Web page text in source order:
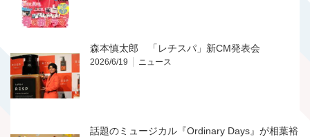
森本慎太郎 「レチスパ」新CM発表会
2026/6/19 ニュース
話題のミュージカル『Ordinary Days』が相葉裕